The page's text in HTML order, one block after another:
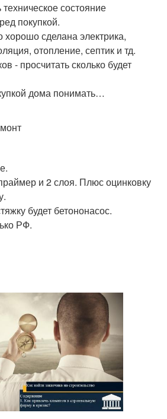
состояние
покупкой.
хорошо сделана электрика,
отопление, септик и тд.
- просчитать сколько будет
дома понимать…
и 2 слоя. Плюс оцинковку
будет бетононасос.
РФ.